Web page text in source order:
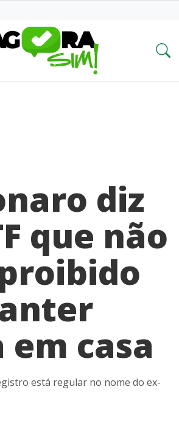
diz
que não
casa
está regular no nome do ex-